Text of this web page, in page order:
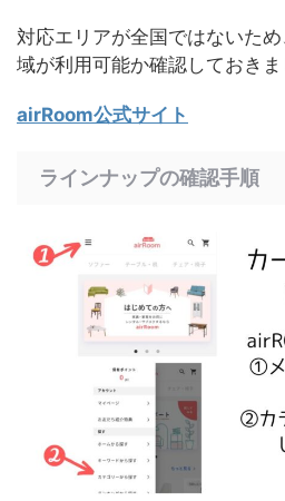
対応エリアが全国ではないた
域が利用可能か確認しておきま
airRoom公式サイト
ラインナップの確認手順